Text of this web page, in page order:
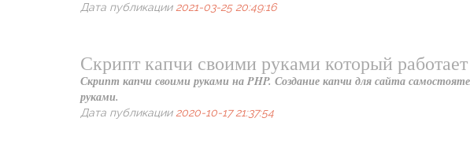
Дата публикации 2021-03-25 20:49:16
Скрипт капчи своими руками который
Скрипт капчи своими руками на PHP. Создание капчи для сайта
руками.
Дата публикации 2020-10-17 21:37:54